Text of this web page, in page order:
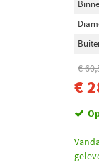
€
€